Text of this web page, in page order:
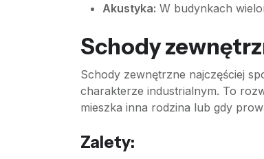
Akustyka: W budynkach
Schody
Schody zewnętrzne najczęściej
charakterze industrialnym. To
mieszka inna rodzina lub gdy
Zalety: